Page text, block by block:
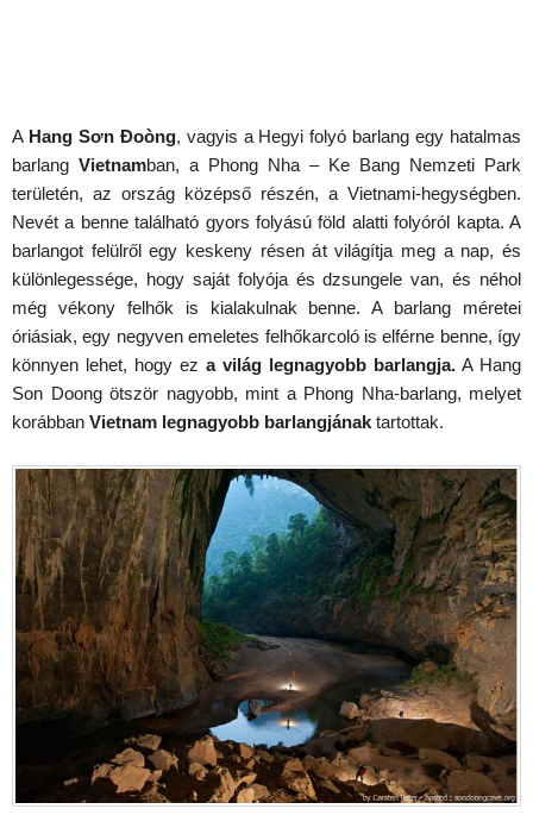
A Hang Sơn Đoòng, vagyis a Hegyi folyó barlang egy hatalmas
barlang Vietnamban, a Phong Nha – Ke Bang Nemzeti Park
területén, az ország középső részén, a Vietnami-hegységben.
Nevét a benne található gyors folyású föld alatti folyóról kapta. A
barlangot felülről egy keskeny résen át világítja meg a nap, és
különlegessége, hogy saját folyója és dzsungele van, és néhol
még vékony felhők is kialakulnak benne. A barlang méretei
óriásiak, egy negyven emeletes felhőkarcoló is elférne benne, így
könnyen lehet, hogy ez a világ legnagyobb barlangja. A Hang
Son Doong ötször nagyobb, mint a Phong Nha-barlang, melyet
korábban Vietnam legnagyobb barlangjának tartottak.